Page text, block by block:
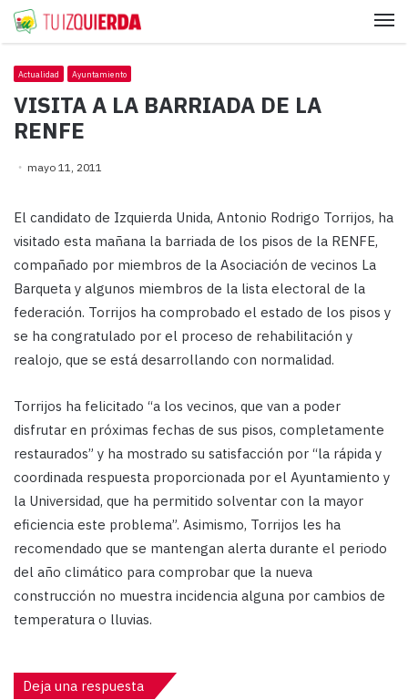
Actualidad Ayuntamiento
VISITA A LA BARRIADA DE LA
RENFE
mayo 11, 2011
El candidato de Izquierda Unida, Antonio Rodrigo Torrijos, ha
visitado esta mañana la barriada de los pisos de la RENFE,
compañado por miembros de la Asociación de vecinos La
Barqueta y algunos miembros de la lista electoral de la
federación. Torrijos ha comprobado el estado de los pisos y
se ha congratulado por el proceso de rehabilitación y
realojo, que se está desarrollando con normalidad.
Torrijos ha felicitado “a los vecinos, que van a poder
disfrutar en próximas fechas de sus pisos, completamente
restaurados” y ha mostrado su satisfacción por “la rápida y
coordinada respuesta proporcionada por el Ayuntamiento y
la Universidad, que ha permitido solventar con la mayor
eficiencia este problema”. Asimismo, Torrijos les ha
recomendado que se mantengan alerta durante el periodo
del año climático para comprobar que la nueva
construcción no muestra incidencia alguna por cambios de
temperatura o lluvias.
Deja una respuesta